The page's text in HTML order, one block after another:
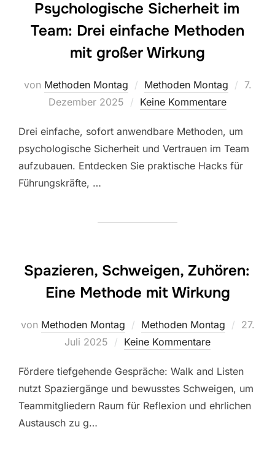
Psychologische Sicherheit im
Team: Drei einfache Methoden
mit großer Wirkung
von Methoden Montag Methoden Montag
7.
Dezember 2025
Keine Kommentare
Drei einfache, sofort anwendbare Methoden, um
psychologische Sicherheit und Vertrauen im Team
aufzubauen. Entdecken Sie praktische Hacks für
Führungskräfte, …
Spazieren, Schweigen, Zuhören:
Eine Methode mit Wirkung
von Methoden Montag Methoden Montag
27.
Juli 2025
Keine Kommentare
Fördere tiefgehende Gespräche: Walk and Listen
nutzt Spaziergänge und bewusstes Schweigen, um
Teammitgliedern Raum für Reflexion und ehrlichen
Austausch zu g…